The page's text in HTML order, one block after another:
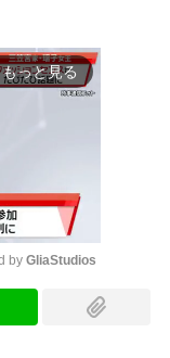
もっと見る
by GliaStudios